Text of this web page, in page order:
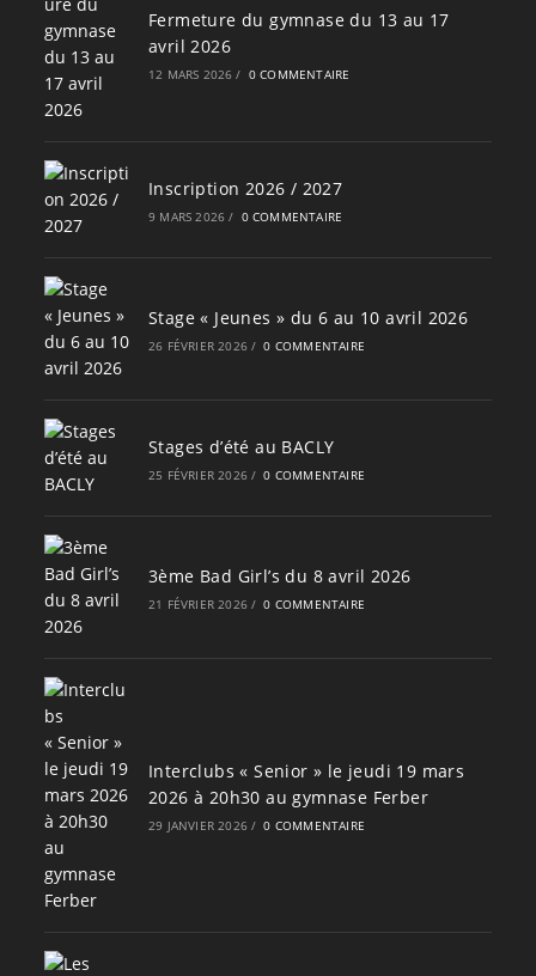
Fermeture du gymnase du 13 au 17
avril 2026
12 MARS 2026 / 0 COMMENTAIRE
Inscription 2026 / 2027
9 MARS 2026 / 0 COMMENTAIRE
Stage « Jeunes » du 6 au 10 avril 2026
26 FÉVRIER 2026 / 0 COMMENTAIRE
Stages d’été au BACLY
25 FÉVRIER 2026 / 0 COMMENTAIRE
3ème Bad Girl’s du 8 avril 2026
21 FÉVRIER 2026 / 0 COMMENTAIRE
Interclubs « Senior » le jeudi 19 mars
2026 à 20h30 au gymnase Ferber
29 JANVIER 2026 / 0 COMMENTAIRE